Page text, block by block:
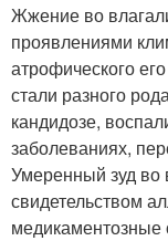
Жжение во
проявлениями
атрофического
стали разного
кандидозе,
заболеваниях,
Умеренный зуд во
свидетельством
медикаментозные